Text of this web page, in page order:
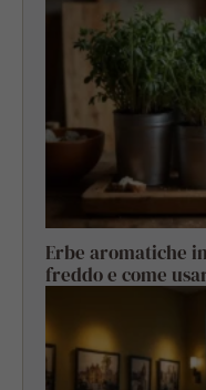
Erbe aromatiche
freddo e come